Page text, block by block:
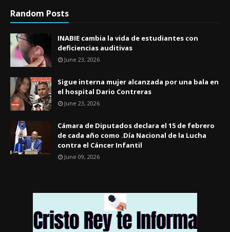
Random Posts
INABIE cambia la vida de estudiantes con
deficiencias auditivas
June 23, 2026
Sigue interna mujer alcanzada por una bala en
el hospital Dario Contreras
June 23, 2026
Cámara de Diputados declara el 15 de febrero
de cada año como .Día Nacional de la Lucha
contra el Cáncer Infantil
June 09, 2026